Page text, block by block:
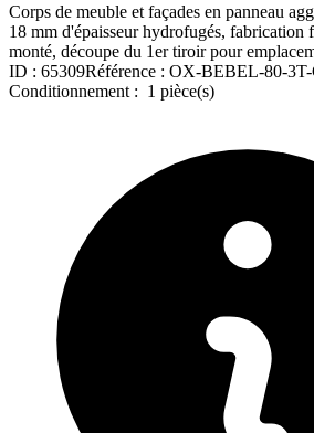
Corps de meuble et façades en panneau
18 mm d'épaisseur hydrofugés, fabrication
monté, découpe du 1er tiroir pour
ID : 65309Référence : OX-BEBEL-80-
Conditionnement : 1 pièce(s)